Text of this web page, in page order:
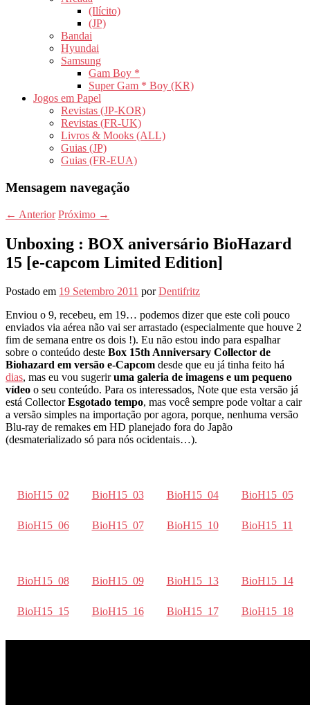
(Ilícito)
(JP)
Bandai
Hyundai
Samsung
Gam Boy *
Super Gam * Boy (KR)
Jogos em Papel
Revistas (JP-KOR)
Revistas (FR-UK)
Livros & Mooks (ALL)
Guias (JP)
Guias (FR-EUA)
Mensagem navegação
← Anterior Próximo →
Unboxing : BOX aniversário BioHazard
15 [e-capcom Limited Edition]
Postado em 19 Setembro 2011 porDentifritz
Enviou o 9, recebeu, em 19… podemos dizer que este coli pouco
enviados via aérea não vai ser arrastado (especialmente que houve 2
fim de semana entre os dois !). Eu não estou indo para espalhar
sobre o conteúdo deste Box 15th Anniversary Collector de
Biohazard em versão e-Capcom desde que eu já tinha feito há
dias, mas eu vou sugeriruma galeria de imagens e um pequeno
vídeo o seu conteúdo. Para os interessados, Note que esta versão já
está CollectorEsgotado tempo, mas você sempre pode voltar a cair
a versão simples na importação por agora, porque, nenhuma versão
Blu-ray de remakes em HD planejado fora do Japão
(desmaterializado só para nós ocidentais…).
BioH15_02 BioH15_03 BioH15_04 BioH15_05
BioH15_06 BioH15_07 BioH15_10 BioH15_11
BioH15_08 BioH15_09 BioH15_13 BioH15_14
BioH15_15 BioH15_16 BioH15_17 BioH15_18